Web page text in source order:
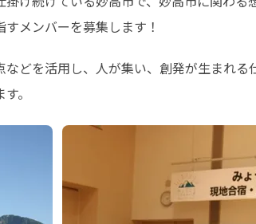
メンバーを募集します！
どを活用し、人が集い、創発が生まれ
。